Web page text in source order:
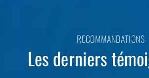
RECOMMANDATIONS
Les derniers